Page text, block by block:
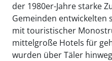
der 1980er-Jahre starke
Gemeinden entwickelten
mit touristischer
mittelgroße Hotels für
wurden über Täler